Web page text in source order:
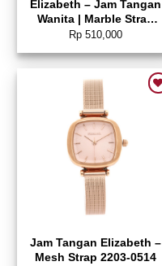
Elizabeth – Jam Tangan
Wanita | Marble Strap
2201-0794
Rp510,000
Add to wishlist
Jam Tangan Elizabeth –
Mesh Strap 2203-0514